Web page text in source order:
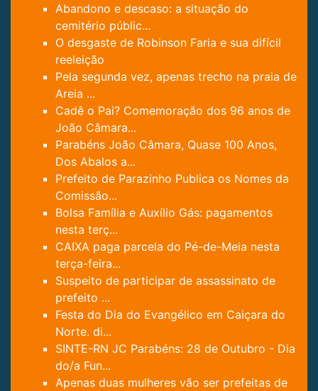
Abandono e descaso: a situação do
cemitério públic...
O desgaste de Robinson Faria e sua difícil
reeleição
Pela segunda vez, apenas trecho na praia de
Areia ...
Cadê o Pai? Comemoração dos 96 anos de
João Câmara...
Parabéns João Câmara, Quase 100 Anos,
Dos Abalos a...
Prefeito de Parazinho Publica os Nomes da
Comissão...
Bolsa Família e Auxílio Gás: pagamentos
nesta terç...
CAIXA paga parcela do Pé-de-Meia nesta
terça-feira...
Suspeito de participar de assassinato de
prefeito ...
Festa do Dia do Evangélico em Caiçara do
Norte. di...
SINTE-RN JC Parabéns: 28 de Outubro - Dia
do/a Fun...
Apenas duas mulheres vão ser prefeitas de